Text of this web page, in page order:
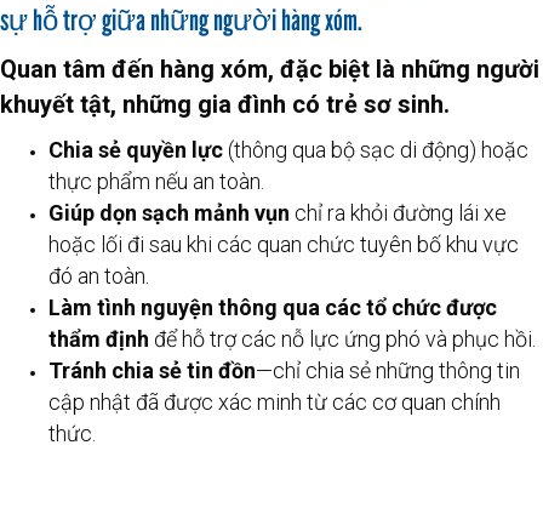
sự hỗ trợ giữa những người hàng xóm.
Quan tâm đến hàng xóm, đặc biệt là những người
khuyết tật, những gia đình có trẻ sơ sinh.
Chia sẻ quyền lực(thông qua bộ sạc di động) hoặc
thực phẩm nếu an toàn.
Giúp dọn sạch mảnh vụn chỉ ra khỏi đường lái xe
hoặc lối đi sau khi các quan chức tuyên bố khu vực
đó an toàn.
Làm tình nguyện thông qua các tổ chức được
thẩm định để hỗ trợ các nỗ lực ứng phó và phục hồi.
Tránh chia sẻ tin đồn—chỉ chia sẻ những thông tin
cập nhật đã được xác minh từ các cơ quan chính
thức.